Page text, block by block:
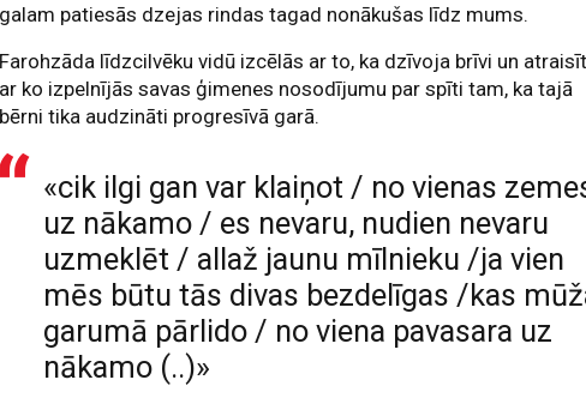
galam patiesās dzejas rindas tagad nonākušas līdz mums.
Farohzāda līdzcilvēku vidū izcēlās ar to, ka dzīvoja brīvi un
ar ko izpelnījās savas ģimenes nosodījumu par spīti tam, ka tajā
bērni tika audzināti progresīvā garā.
«cik ilgi gan var klaiņot / no vienas
uz nākamo / es nevaru, nudien nevaru
uzmeklēt / allaž jaunu mīlnieku /ja vien
mēs būtu tās divas bezdelīgas /kas
garumā pārlido / no viena pavasara uz
nākamo (..)»